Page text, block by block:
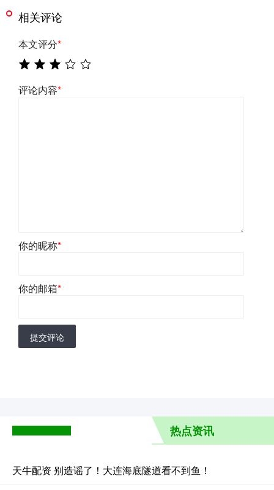
相关评论
本文评分*
评论内容*
你的昵称*
你的邮箱*
提交评论
热点资讯
天牛配资 别造谣了！大连海底隧道看不到鱼！